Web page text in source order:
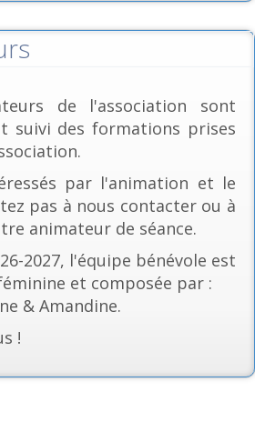
de l'association sont
suivi des formations prises
par l'animation et le
pas à nous contacter ou à
animateur de séance.
2027, l'équipe bénévole est
et composée par :
& Amandine.
!